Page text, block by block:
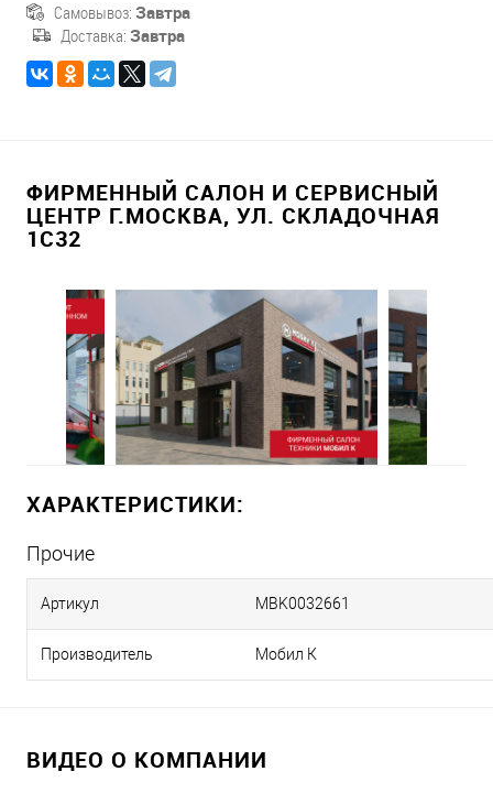
Самовывоз: Завтра
Доставка: Завтра
ФИРМЕННЫЙ САЛОН И СЕРВИСНЫЙ
ЦЕНТР Г.МОСКВА, УЛ. СКЛАДОЧНАЯ
1С32
ХАРАКТЕРИСТИКИ:
Прочие
Артикул MBK0032661
Производитель Мобил К
ВИДЕО О КОМПАНИИ